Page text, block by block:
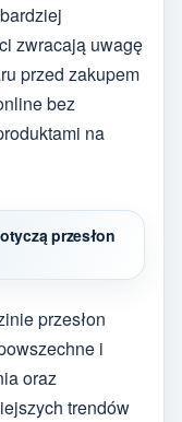
zwracają uwagę
przed zakupem
bez
na
przesłon
przesłon
i
oraz
trendów